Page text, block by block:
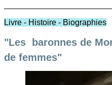
Livre - Histoire - Biographies
"Les baronnes de
de femmes"